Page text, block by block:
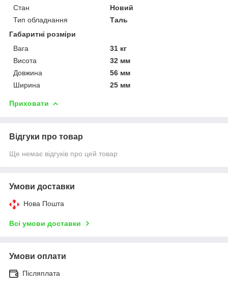
Стан
Новий
Тип обладнання
Таль
Габаритні розміри
Вага
31 кг
Висота
32 мм
Довжина
56 мм
Ширина
25 мм
Приховати
Відгуки про товар
Ще немає відгуків про цей товар
Умови доставки
Нова Пошта
Всі умови доставки
Умови оплати
Післяплата